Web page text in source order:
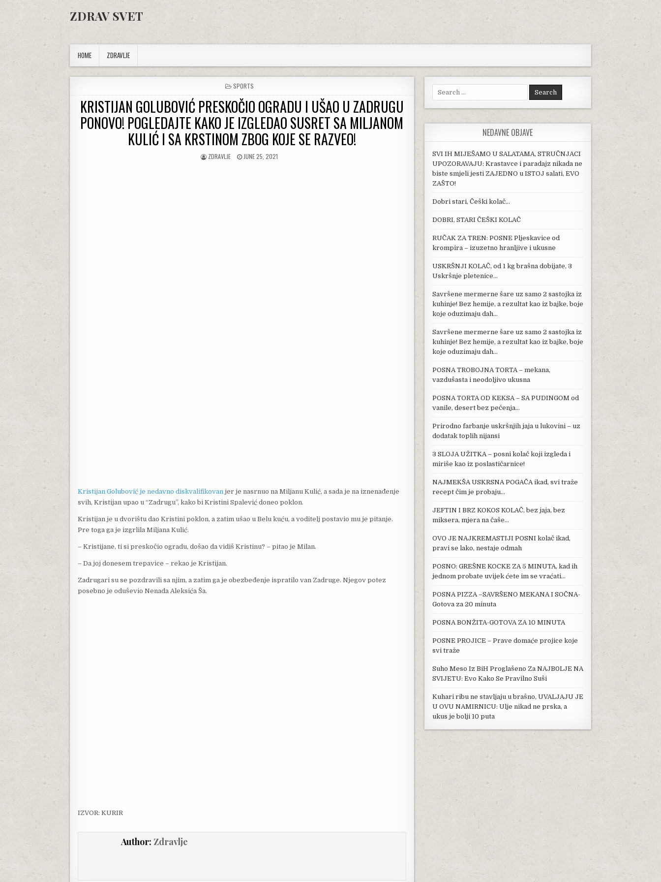
Skip to content
ZDRAV SVET
HOME ZDRAVLJE
POSTED IN
SPORTS
KRISTIJAN GOLUBOVIĆ PRESKOČIO OGRADU I UŠAO U ZADRUGU
PONOVO! POGLEDAJTE KAKO JE IZGLEDAO SUSRET SA MILJANOM
KULIĆ I SA KRSTINOM ZBOG KOJE SE RAZVEO!
AUTHOR:
ZDRAVLJE PUBLISHED DATE:
JUNE 25, 2021
Kristijan Golubović je nedavno diskvalifikovan jer je nasrnuo na Miljanu Kulić, a sada je na iznenađenje
svih, Kristijan upao u “Zadrugu”, kako bi Kristini Spalević doneo poklon.
Kristijan je u dvorištu dao Kristini poklon, a zatim ušao u Belu kuću, a voditelj postavio mu je pitanje.
Pre toga ga je izgrlila Miljana Kulić.
– Kristijane, ti si preskočio ogradu, došao da vidiš Kristinu? – pitao je Milan.
– Da joj donesem trepavice – rekao je Kristijan.
Zadrugari su se pozdravili sa njim, a zatim ga je obezbeđenje ispratilo van Zadruge. Njegov potez
posebno je oduševio Nenada Aleksića Ša.
IZVOR: KURIR
Author: Zdravlje
Search for:
NEDAVNE OBJAVE
SVI IH MIJEŠAMO U SALATAMA, STRUČNJACI
UPOZORAVAJU: Krastavce i paradajz nikada ne
biste smjeli jesti ZAJEDNO u ISTOJ salati, EVO
ZAŠTO!
Dobri stari, Češki kolač…
DOBRI, STARI ČEŠKI KOLAČ
RUČAK ZA TREN: POSNE Pljeskavice od
krompira – izuzetno hranljive i ukusne
USKRŠNJI KOLAČ, od 1 kg brašna dobijate, 3
Uskršnje pletenice…
Savršene mermerne šare uz samo 2 sastojka iz
kuhinje! Bez hemije, a rezultat kao iz bajke, boje
koje oduzimaju dah…
Savršene mermerne šare uz samo 2 sastojka iz
kuhinje! Bez hemije, a rezultat kao iz bajke, boje
koje oduzimaju dah…
POSNA TROBOJNA TORTA – mekana,
vazdušasta i neodoljivo ukusna
POSNA TORTA OD KEKSA – SA PUDINGOM od
vanile, desert bez pečenja…
Prirodno farbanje uskršnjih jaja u lukovini – uz
dodatak toplih nijansi
3 SLOJA UŽITKA – posni kolač koji izgleda i
miriše kao iz poslastičarnice!
NAJMEKŠA USKRSNA POGAČA ikad, svi traže
recept čim je probaju…
JEFTIN I BRZ KOKOS KOLAČ, bez jaja, bez
miksera, mjera na čaše…
OVO JE NAJKREMASTIJI POSNI kolač ikad,
pravi se lako, nestaje odmah
POSNO: GREŠNE KOCKE ZA 5 MINUTA, kad ih
jednom probate uvijek ćete im se vraćati…
POSNA PIZZA –SAVRŠENO MEKANA I SOČNA-
Gotova za 20 minuta
POSNA BONŽITA-GOTOVA ZA 10 MINUTA
POSNE PROJICE – Prave domaće projice koje
svi traže
Suho Meso Iz BiH Proglašeno Za NAJB0LJE NA
SVIJETU: Evo Kako Se Pravilno Suši
Kuhari ribu ne stavljaju u brašno, UVALJAJU JE
U OVU NAMIRNICU: Ulje nikad ne prska, a
ukus je bolji 10 puta